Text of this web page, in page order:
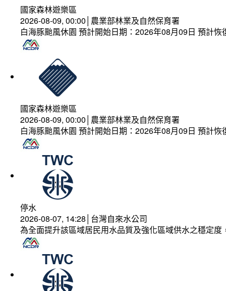
國家森林遊樂區
2026-08-09, 00:00│農業部林業及自然保育署
白海豚颱風休園 預計開始日期：2026年08月09日 預計
國家森林遊樂區
2026-08-09, 00:00│農業部林業及自然保育署
白海豚颱風休園 預計開始日期：2026年08月09日 預計
停水
2026-08-07, 14:28│台灣自來水公司
為全面提升該區域居民用水品質及強化區域供水之穩定